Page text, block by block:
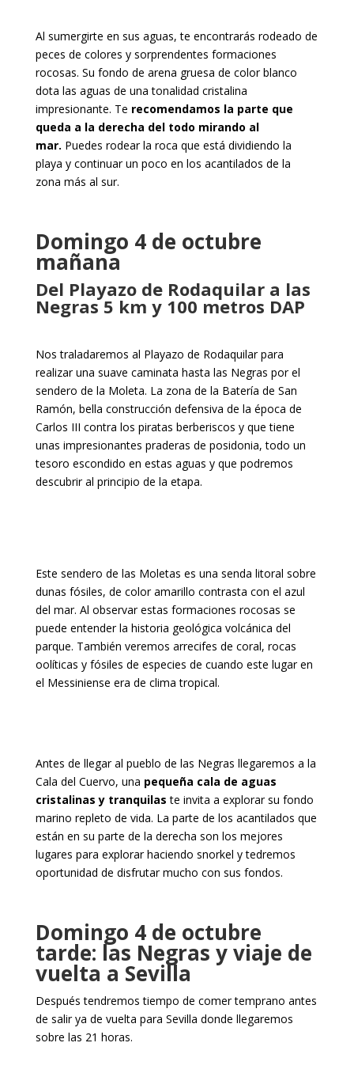
Al sumergirte en sus aguas, te encontrarás rodeado de
peces de colores y sorprendentes formaciones
rocosas. Su fondo de arena gruesa de color blanco
dota las aguas de una tonalidad cristalina
impresionante. Te recomendamos la parte que
queda a la derecha del todo mirando al
mar. Puedes rodear la roca que está dividiendo la
playa y continuar un poco en los acantilados de la
zona más al sur.
Domingo 4 de octubre
mañana
Del Playazo de Rodaquilar a las
Negras 5 km y 100 metros DAP
Nos traladaremos al Playazo de Rodaquilar para
realizar una suave caminata hasta las Negras por el
sendero de la Moleta. La zona de la Batería de San
Ramón, bella construcción defensiva de la época de
Carlos III contra los piratas berberiscos y que tiene
unas impresionantes praderas de posidonia, todo un
tesoro escondido en estas aguas y que podremos
descubrir al principio de la etapa.
Este sendero de las Moletas es una senda litoral sobre
dunas fósiles, de color amarillo contrasta con el azul
del mar. Al observar estas formaciones rocosas se
puede entender la historia geológica volcánica del
parque. También veremos arrecifes de coral, rocas
oolíticas y fósiles de especies de cuando este lugar en
el Messiniense era de clima tropical.
Antes de llegar al pueblo de las Negras llegaremos a la
Cala del Cuervo, una pequeña cala de aguas
cristalinas y tranquilas te invita a explorar su fondo
marino repleto de vida. La parte de los acantilados que
están en su parte de la derecha son los mejores
lugares para explorar haciendo snorkel y tedremos
oportunidad de disfrutar mucho con sus fondos.
Domingo 4 de octubre
tarde: las Negras y viaje de
vuelta a Sevilla
Después tendremos tiempo de comer temprano antes
de salir ya de vuelta para Sevilla donde llegaremos
sobre las 21 horas.